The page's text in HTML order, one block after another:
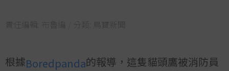
責任編輯: 布魯編 / 分類: 鳥寶新聞
根據Boredpanda的報導，這隻貓頭鷹被消防員